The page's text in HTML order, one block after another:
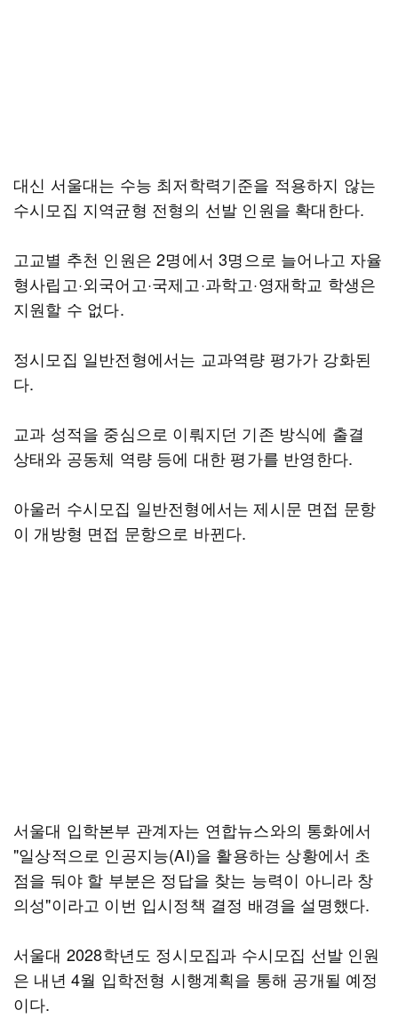
대신 서울대는 수능 최저학력기준을 적용하지 않는
수시모집 지역균형 전형의 선발 인원을 확대한다.
고교별 추천 인원은 2명에서 3명으로 늘어나고 자율
형사립고·외국어고·국제고·과학고·영재학교 학생은
지원할 수 없다.
정시모집 일반전형에서는 교과역량 평가가 강화된
다.
교과 성적을 중심으로 이뤄지던 기존 방식에 출결
상태와 공동체 역량 등에 대한 평가를 반영한다.
아울러 수시모집 일반전형에서는 제시문 면접 문항
이 개방형 면접 문항으로 바뀐다.
서울대 입학본부 관계자는 연합뉴스와의 통화에서
"일상적으로 인공지능(AI)을 활용하는 상황에서 초
점을 둬야 할 부분은 정답을 찾는 능력이 아니라 창
의성"이라고 이번 입시정책 결정 배경을 설명했다.
서울대 2028학년도 정시모집과 수시모집 선발 인원
은 내년 4월 입학전형 시행계획을 통해 공개될 예정
이다.